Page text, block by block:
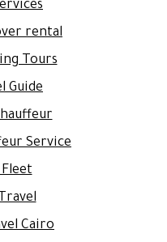
rental
Tours
Guide
Service
Cairo